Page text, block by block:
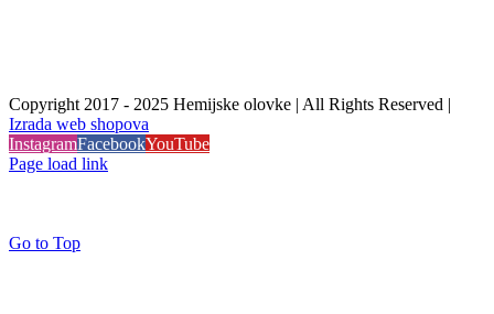
Copyright 2017 - 2025 Hemijske olovke | All Rights Reserved |
Izrada web shopova
InstagramFacebookYouTube
Page load link
Go to Top